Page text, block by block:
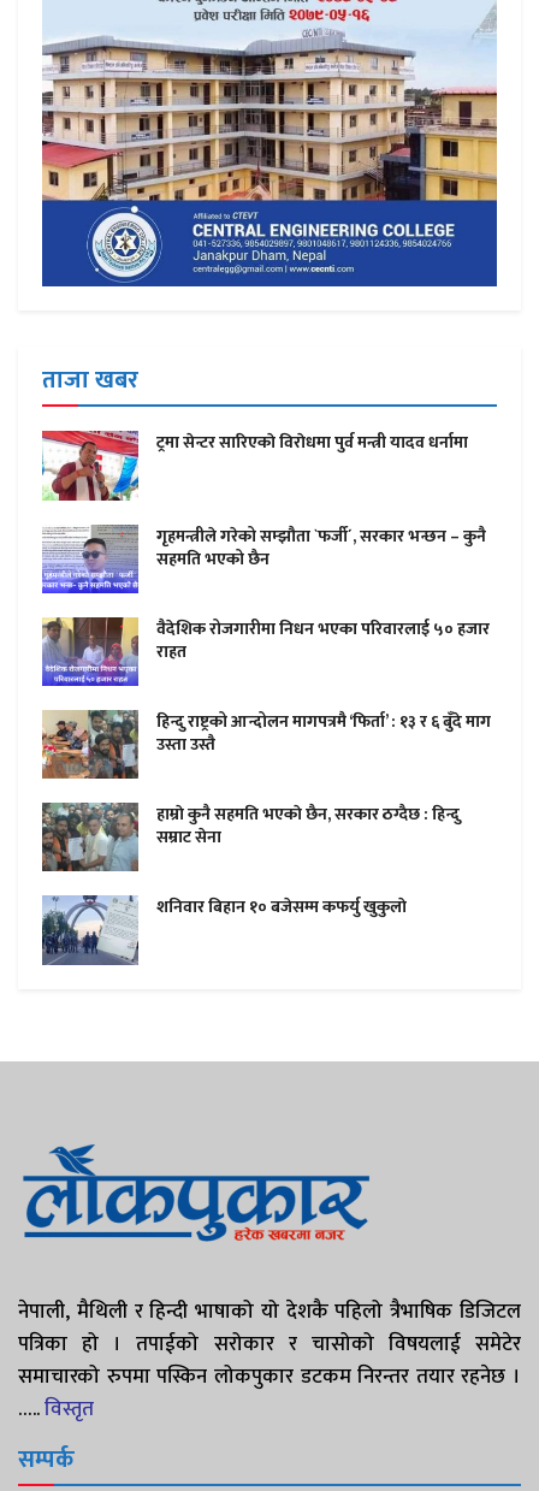
ताजा खबर
ट्रमा सेन्टर सारिएकाे विराेधमा पुर्व मन्त्री यादव धर्नामा
गृहमन्त्रीले गरेको सम्झौता `फर्जी´, सरकार भन्छन – कुनै
सहमति भएको छैन
वैदेशिक रोजगारीमा निधन भएका परिवारलाई ५० हजार
राहत
हिन्दु राष्ट्रको आन्दोलन मागपत्रमै ‘फिर्ता’ : १३ र ६ बुँदे माग
उस्ता उस्तै
हाम्राे कुनै सहमति भएकाे छैन, सरकार ठग्दैछ : हिन्दु
सम्राट सेना
शनिवार बिहान १० बजेसम्म कफर्यु खुकुलाे
नेपाली, मैथिली र हिन्दी भाषाको यो देशकै पहिलो त्रैभाषिक डिजिटल
पत्रिका हो । तपाईको सरोकार र चासोको विषयलाई समेटेर
समाचारको रुपमा पस्किन लोकपुकार डटकम निरन्तर तयार रहनेछ ।
…..विस्तृत
सम्पर्क